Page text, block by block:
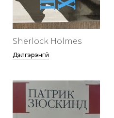
Sherlock Holmes
Дэлгэрэнгүй